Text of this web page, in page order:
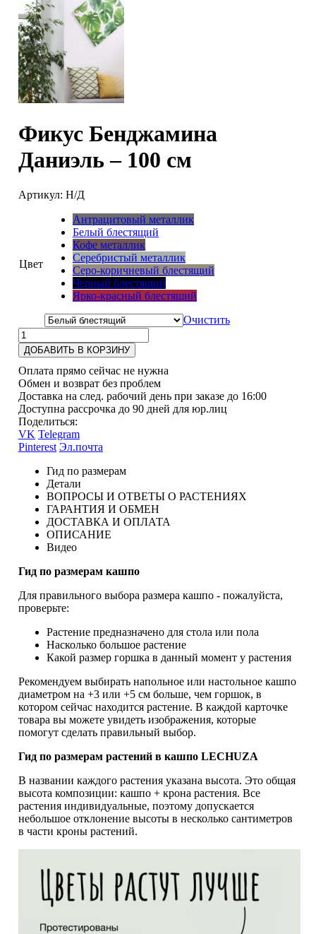
Фикус Бенджамина
Даниэль – 100 см
Артикул: Н/Д
Цвет
Антрацитовый металлик
Белый блестящий
Кофе металлик
Серебристый металлик
Серо-коричневый блестящий
Черный блестящий
Ярко-красный блестящий
Очистить
ДОБАВИТЬ В КОРЗИНУ
Оплата прямо сейчас не нужна
Обмен и возврат без проблем
Доставка на след. рабочий день при заказе до 16:00
Доступна рассрочка до 90 дней для юр.лиц
Поделиться:
VK Telegram
Pinterest Эл.почта
Гид по размерам
Детали
ВОПРОСЫ И ОТВЕТЫ О РАСТЕНИЯХ
ГАРАНТИЯ И ОБМЕН
ДОСТАВКА И ОПЛАТА
ОПИСАНИЕ
Видео
Гид по размерам кашпо
Для правильного выбора размера кашпо - пожалуйста,
проверьте:
Растение предназначено для стола или пола
Насколько большое растение
Какой размер горшка в данный момент у растения
Рекомендуем выбирать напольное или настольное кашпо
диаметром на +3 или +5 см больше, чем горшок, в
котором сейчас находится растение. В каждой карточке
товара вы можете увидеть изображения, которые
помогут сделать правильный выбор.
Гид по размерам растений в кашпо LECHUZA
В названии каждого растения указана высота. Это общая
высота композиции: кашпо + крона растения. Все
растения индивидуальные, поэтому допускается
небольшое отклонение высоты в несколько сантиметров
в части кроны растений.